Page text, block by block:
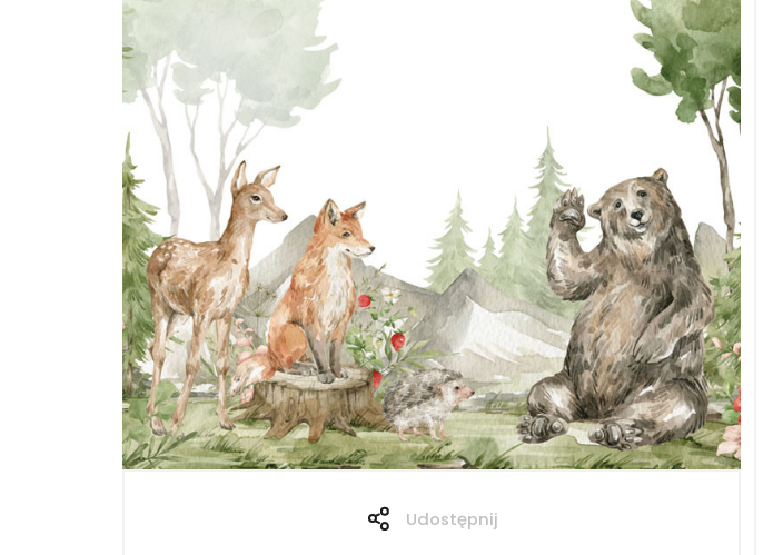
Udostępnij